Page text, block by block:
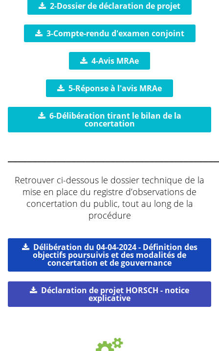
2-Dossier de déclaration de projet
3-Compte-rendu d'examen conjoint
4-Avis MRAe
5-Réponse à l'avis MRAe
6-Délibération tirant le bilan de la
concertation
Retrouver ci-dessous le dossier technique de la
mise en place du registre d’observations de
concertation du public, tout au long de la
procédure
Délibération du 04-04-2024 - Définition des
objectifs poursuivis et des modalités de
concertation et de gouvernance
Déclaration de projet HORSCH - notice
explicative